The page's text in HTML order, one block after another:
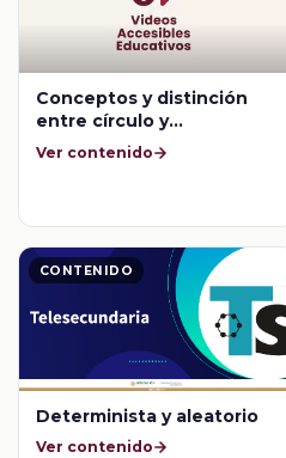
Conceptos y distinción
entre círculo y
circunferencia
Ver contenido
CONTENIDO
Determinista y aleatorio
Ver contenido